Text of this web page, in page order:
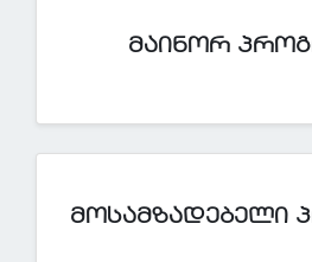
ᲛᲐᲘᲜᲝᲠ
ᲛᲝᲡᲐᲛᲖᲐᲓᲔᲑᲔᲚᲘ